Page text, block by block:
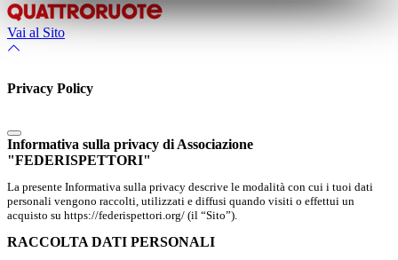
Vai al Sito
Privacy Policy
Informativa sulla privacy di Associazione
"FEDERISPETTORI"
La presente Informativa sulla privacy descrive le modalità con cui i tuoi dati
personali vengono raccolti, utilizzati e diffusi quando visiti o effettui un
acquisto su https://federispettori.org/ (il “Sito”).
RACCOLTA DATI PERSONALI